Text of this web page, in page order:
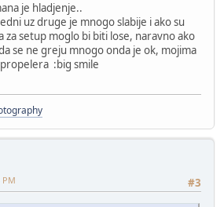
je hladjenje..
uz druge je mnogo slabije i ako su
za setup moglo bi biti lose, naravno ako
se ne greju mnogo onda je ok, mojima
:big smile
#3
PM